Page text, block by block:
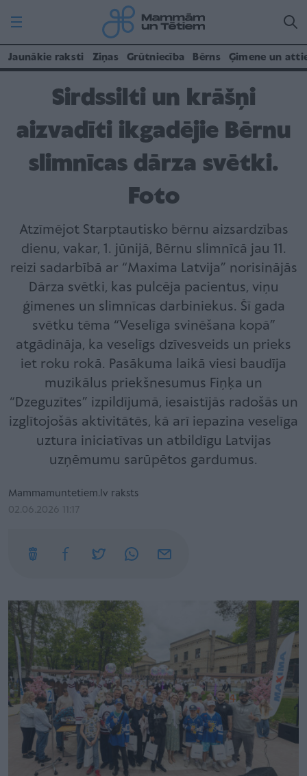
Jaunākie raksti Ziņas Grūtniecība Bērns Ģimene un
Sirdssilti un krāšņi
aizvadīti ikgadējie Bērnu
slimnīcas dārza svētki.
Foto
Atzīmējot Starptautisko bērnu aizsardzības
dienu, vakar, 1. jūnijā, Bērnu slimnīcā jau 11.
reizi sadarbībā ar “Maxima Latvija” norisinājās
Dārza svētki, kas pulcēja pacientus, viņu
ģimenes un slimnīcas darbiniekus. Šī gada
svētku tēma “Veselīga svinēšana kopā”
atgādināja, ka veselīgs dzīvesveids un prieks
iet roku rokā. Pasākuma laikā viesi baudīja
muzikālus priekšnesumus Fiņķa un
“Dzeguzītes” izpildījumā, iesaistījās radošās un
izglītojošās aktivitātēs, kā arī iepazina veselīga
uztura iniciatīvas un atbildīgu Latvijas
uzņēmumu sarūpētos gardumus.
Mammamuntetiem.lv raksts
02.06.2026 11:17